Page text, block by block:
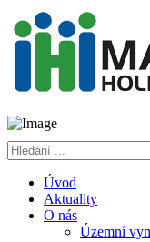
Úvod
Aktuality
O nás
Územní